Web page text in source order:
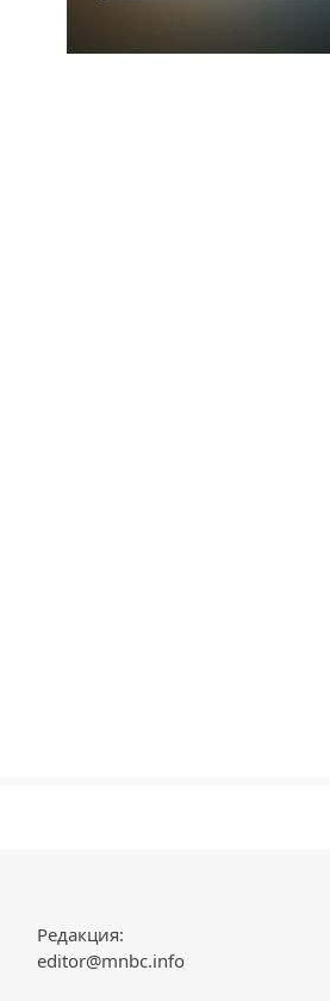
Редакция:
editor@mnbc.info